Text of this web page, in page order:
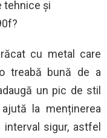
tehnice și
cu metal care
treabă bună de a
un pic de stil
la menținerea
sigur, astfel